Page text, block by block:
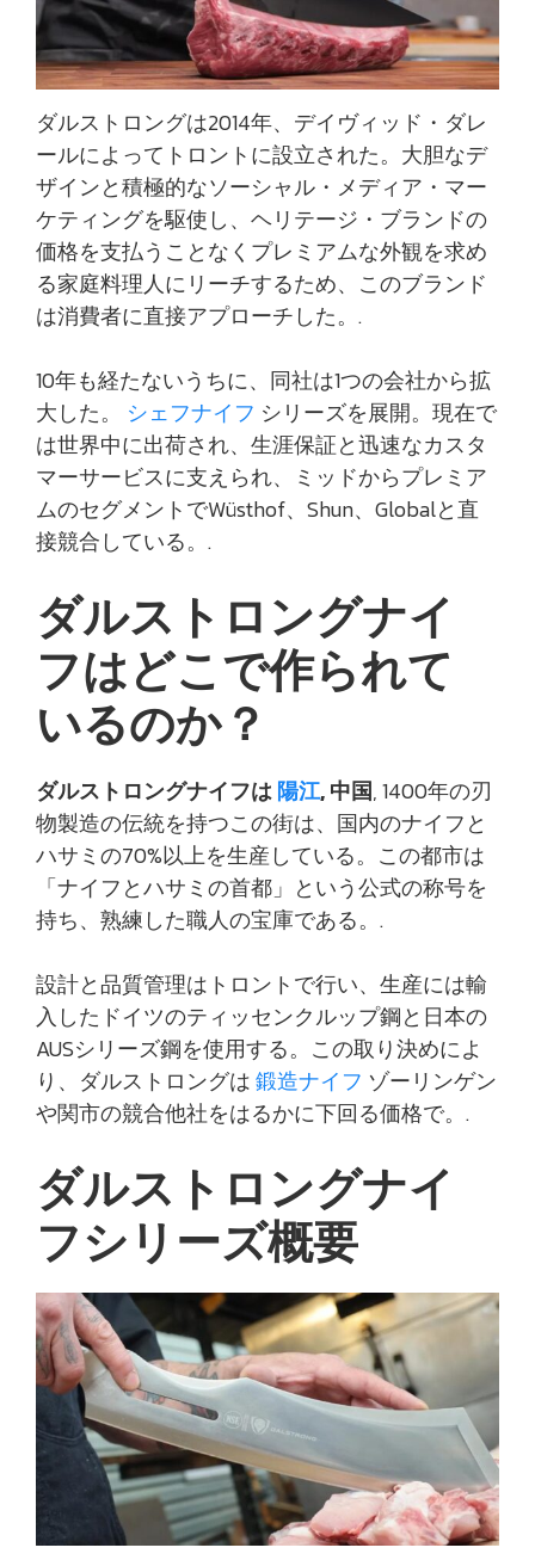
ダルストロングは2014年、デイヴィッド・ダレ
ールによってトロントに設立された。大胆なデ
ザインと積極的なソーシャル・メディア・マー
ケティングを駆使し、ヘリテージ・ブランドの
価格を支払うことなくプレミアムな外観を求め
る家庭料理人にリーチするため、このブランド
は消費者に直接アプローチした。.
10年も経たないうちに、同社は1つの会社から拡
大した。 シェフナイフ シリーズを展開。現在で
は世界中に出荷され、生涯保証と迅速なカスタ
マーサービスに支えられ、ミッドからプレミア
ムのセグメントでWüsthof、Shun、Globalと直
接競合している。.
ダルストロングナイ
フはどこで作られて
いるのか？
ダルストロングナイフは陽江, 中国, 1400年の刃
物製造の伝統を持つこの街は、国内のナイフと
ハサミの70%以上を生産している。この都市は
「ナイフとハサミの首都」という公式の称号を
持ち、熟練した職人の宝庫である。.
設計と品質管理はトロントで行い、生産には輸
入したドイツのティッセンクルップ鋼と日本の
AUSシリーズ鋼を使用する。この取り決めによ
り、ダルストロングは鍛造ナイフ ゾーリンゲン
や関市の競合他社をはるかに下回る価格で。.
ダルストロングナイ
フシリーズ概要